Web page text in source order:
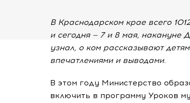
В Краснодарском крае всего
и сегодня — 7 и 8 мая, накануне
узнал, о ком рассказывают
впечатлениями и выводами.
В этом году Министерство
включить в программу Уроков